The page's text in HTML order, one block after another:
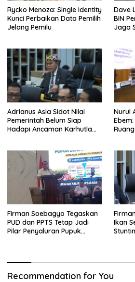
Rycko Menoza: Single Identity
Kunci Perbaikan Data Pemilih
Jelang Pemilu
Dave
BIN
Jaga
Adrianus Asia Sidot Nilai
Pemerintah Belum Siap
Hadapi Ancaman Karhutla
Nurul
Firman Soebagyo Tegaskan
PUD dan PPTS Tetap Jadi
Pilar Penyaluran Pupuk
Ikan
Recommendation for You